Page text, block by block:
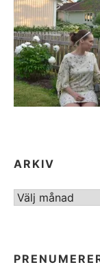
ARKIV
ARKIV